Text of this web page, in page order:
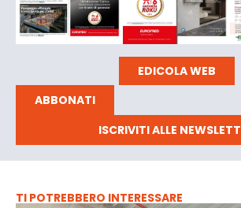
EDICOLA WEB
ABBONATI
ISCRIVITI ALLE
TI POTREBBERO INTERESSARE